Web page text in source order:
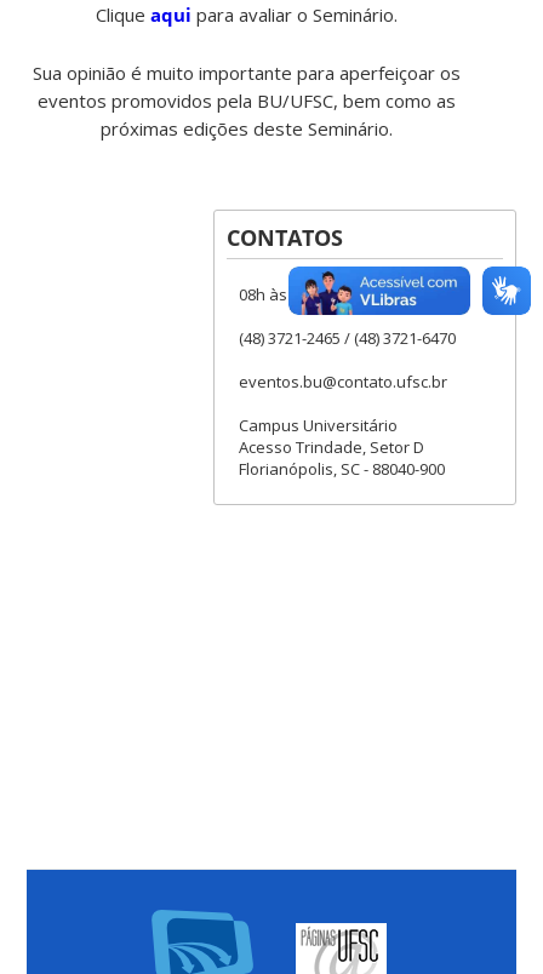
Cliqueaqui para avaliar o Seminário.
Sua opinião é muito importante para aperfeiçoar os
eventos promovidos pela BU/UFSC, bem como as
próximas edições deste Seminário.
CONTATOS
08h às 18h
(48) 3721-2465 / (48) 3721-6470
eventos.bu@contato.ufsc.br
Campus Universitário
Acesso Trindade, Setor D
Florianópolis, SC - 88040-900